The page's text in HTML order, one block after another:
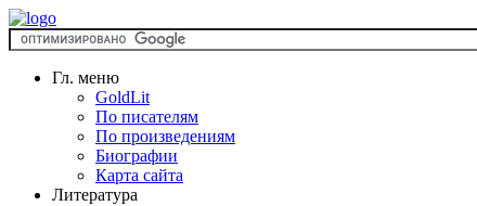
Гл. меню
GoldLit
По писателям
По произведениям
Биографии
Карта сайта
Литература